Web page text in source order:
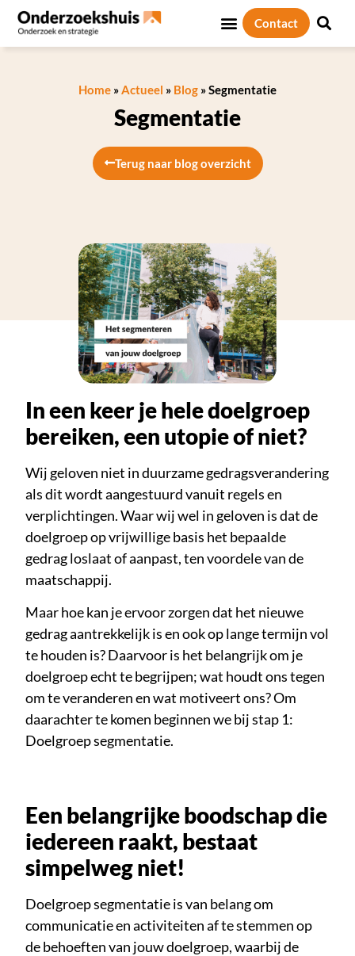
Contact
Home »Actueel » Blog »Segmentatie
Segmentatie
Terug naar blog overzicht
In een keer je hele doelgroep
bereiken, een utopie of niet?
Wij geloven niet in duurzame gedragsverandering
als dit wordt aangestuurd vanuit regels en
verplichtingen. Waar wij wel in geloven is dat de
doelgroep op vrijwillige basis het bepaalde
gedrag loslaat of aanpast, ten voordele van de
maatschappij.
Maar hoe kan je ervoor zorgen dat het nieuwe
gedrag aantrekkelijk is en ook op lange termijn vol
te houden is? Daarvoor is het belangrijk om je
doelgroep echt te begrijpen; wat houdt ons tegen
om te veranderen en wat motiveert ons? Om
daarachter te komen beginnen we bij stap 1:
Doelgroep segmentatie.
Een belangrijke boodschap die
iedereen raakt, bestaat
simpelweg niet!
Doelgroep segmentatie is van belang om
communicatie en activiteiten af te stemmen op
de behoeften van jouw doelgroep, waarbij de